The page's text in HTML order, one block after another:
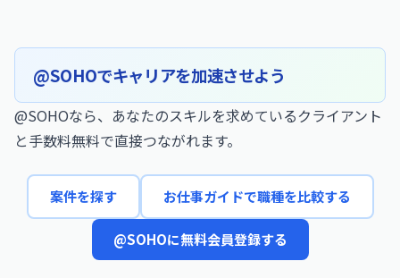
@SOHOでキャリアを加速させよう
@SOHOなら、あなたのスキルを求めているクライアント
と手数料無料で直接つながれます。
案件を探す お仕事ガイドで職種を比較する
@SOHOに無料会員登録する